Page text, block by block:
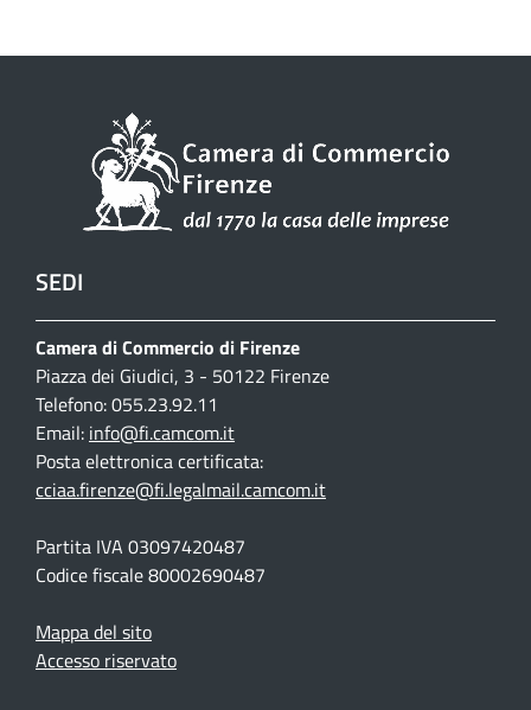
SEDI
Camera di Commercio di Firenze
Piazza dei Giudici, 3 - 50122 Firenze
Telefono: 055.23.92.11
Email: info@fi.camcom.it
Posta elettronica certificata:
cciaa.firenze@fi.legalmail.camcom.it
Partita IVA 03097420487
Codice fiscale 80002690487
Mappa del sito
Accesso riservato